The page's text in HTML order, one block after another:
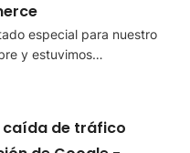
especial para nuestro
y estuvimos…
caída de tráfico